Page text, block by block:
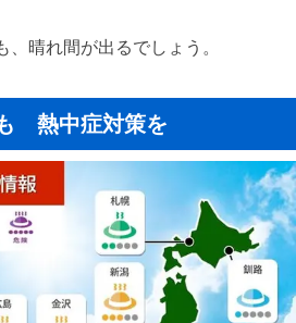
晴れ間が出るでしょう。
熱中症対策を